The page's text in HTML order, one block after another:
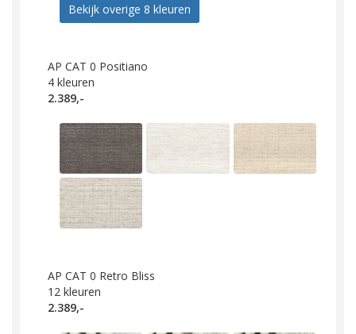
Bekijk overige 8 kleuren
AP CAT 0 Positiano
4 kleuren
2.389,-
AP CAT 0 Retro Bliss
12 kleuren
2.389,-